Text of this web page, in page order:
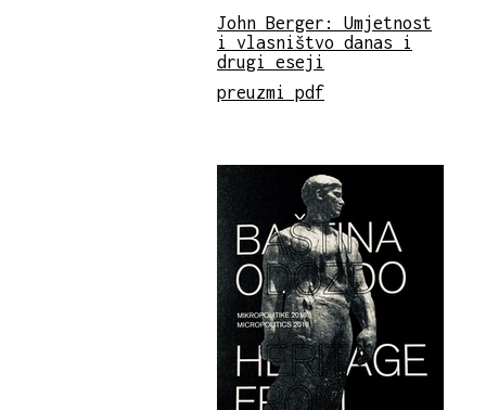
John Berger: Umjetnost
i vlasništvo danas i
drugi eseji
preuzmi pdf